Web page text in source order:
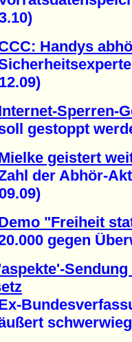
Handys
Sperren-
gestoppt
geistert
der Abhör-
"Freiheit
gegen